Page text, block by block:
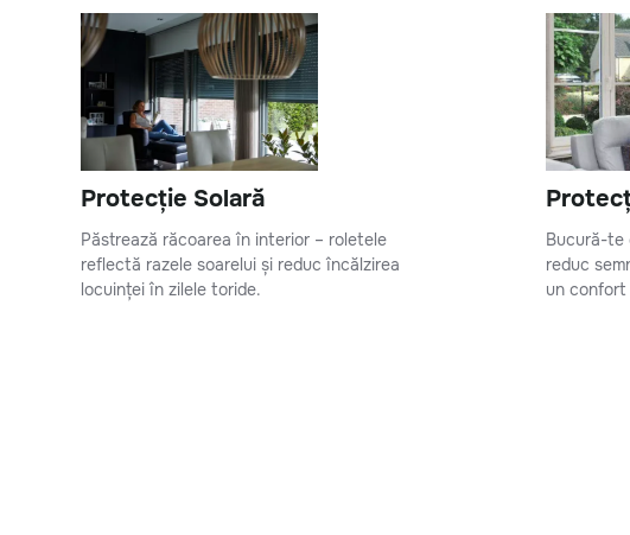
Protecție Solară
Păstrează răcoarea în interior – roletele
reflectă razele soarelui și reduc încălzirea
locuinței în zilele toride.
Bucură-te
reduc
un